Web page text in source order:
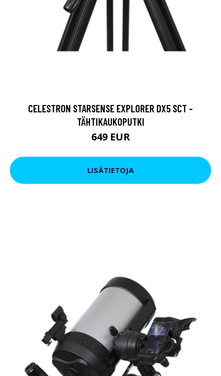
CELESTRON STARSENSE EXPLORER DX5 SCT -
TÄHTIKAUKOPUTKI
649 EUR
LISÄTIETOJA